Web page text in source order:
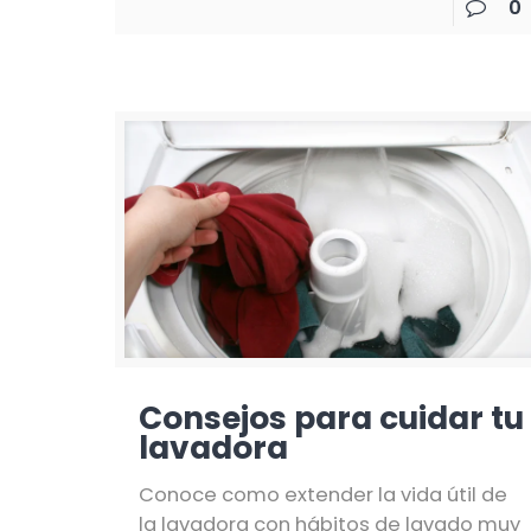
0
Consejos para cuidar tu
lavadora
Conoce como extender la vida útil de
la lavadora con hábitos de lavado muy